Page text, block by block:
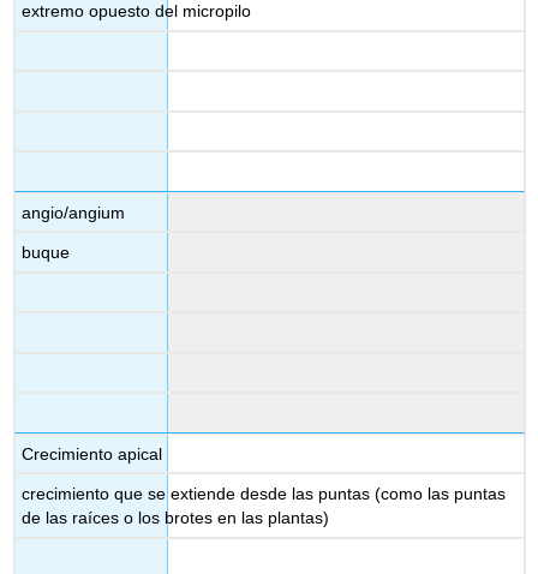
extremo opuesto del micropilo
angio/angium
buque
Crecimiento apical
crecimiento que se extiende desde las puntas (como las puntas
de las raíces o los brotes en las plantas)